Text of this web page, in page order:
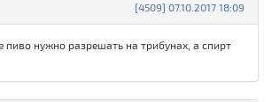
[4509] 07.10.2017 18:09
пиво нужно разрешать на трибунах, а спирт